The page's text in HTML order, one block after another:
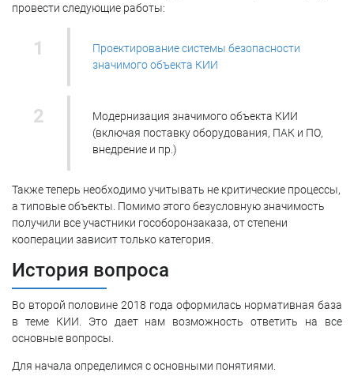
провести следующие работы:
Проектирование системы безопасности
значимого объекта КИИ
Модернизация значимого объекта КИИ
(включая поставку оборудования, ПАК и ПО,
внедрение и пр.)
Также теперь необходимо учитывать не критические процессы,
а типовые объекты. Помимо этого безусловную значимость
получили все участники гособоронзаказа, от степени
кооперации зависит только категория.
История вопроса
Во второй половине 2018 года оформилась нормативная база
в теме КИИ. Это дает нам возможность ответить на все
основные вопросы.
Для начала определимся с основными понятиями.